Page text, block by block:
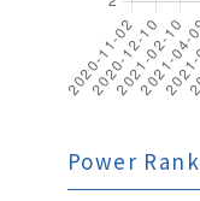
Power Rank